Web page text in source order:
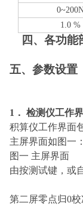
1.0 %
四、各功能
五、参数设置
1． 检测仪工作
积算仪工作界面
主屏界面如图一
图一 主屏界面
由按测试键，或
第二屏零点归0